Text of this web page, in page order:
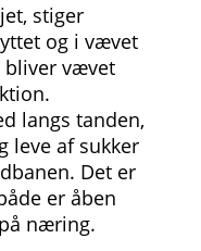
stiger
og i vævet
bliver vævet
langs tanden,
leve af sukker
Det er
er åben
næring.